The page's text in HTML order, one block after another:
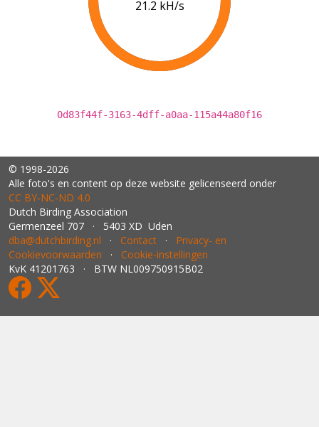
21.2 kH/s
0d83f44f-3163-4dff-a0aa-115a44a80f16
© 1998-2026
Alle foto's en content op deze website gelicenseerd onder
CC BY‑NC‑ND 4.0
Dutch Birding Association
Germenzeel 707 · 5403 XD Uden
dba@dutchbirding.nl · Contact · Privacy- en
Cookievoorwaarden · Cookie-instellingen
KvK 41201763 · BTW NL009750915B02